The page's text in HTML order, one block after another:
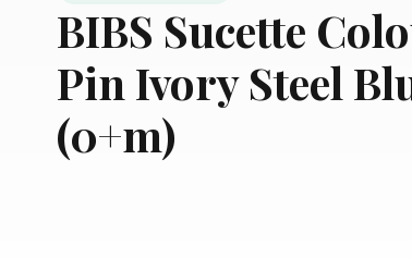
BIBS Sucette
Pin Ivory Steel
(0+m)